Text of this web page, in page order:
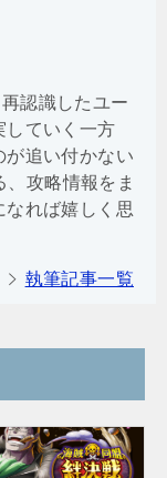
認識したユー
していく一方
が追い付かない
、攻略情報をま
なれば嬉しく思
執筆記事一覧